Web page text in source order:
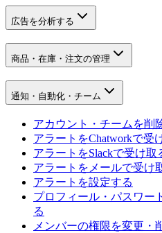
広告を分析する
商品・在庫・注文の管理
通知・自動化・チーム
アカウント・チームを削
アラートをChatworkで受
アラートをSlackで受け取
アラートをメールで受け
アラートを設定する
プロフィール・パスワー
る
メンバーの権限を変更・